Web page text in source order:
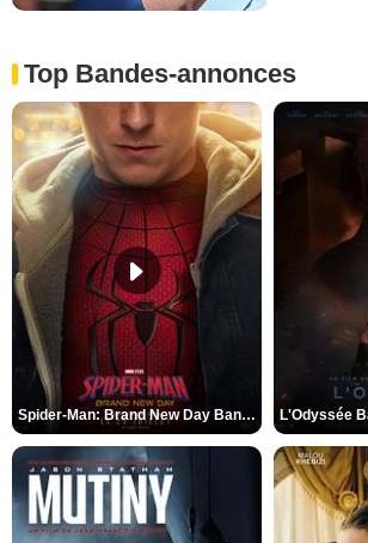
Top Bandes-annonces
Spider-Man: Brand New Day Bande-annonce VO STFR